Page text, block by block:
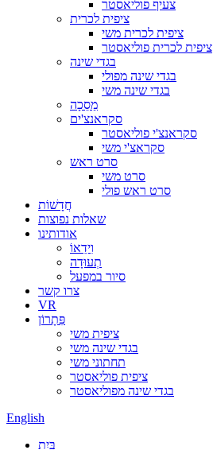
צעיף פוליאסטר
ציפית לכרית
ציפית לכרית משי
ציפית לכרית פוליאסטר
בגדי שינה
בגדי שינה מפולי
בגדי שינה משי
מַסֵכָה
סקראנצ'ים
סקראנצ'י פוליאסטר
סקראצ'י משי
סרט ראש
סרט משי
סרט ראש פולי
חֲדָשׁוֹת
שאלות נפוצות
אודותינו
וִידֵאוֹ
תְעוּדָה
סיור במפעל
צרו קשר
VR
פִּתָרוֹן
ציפית משי
בגדי שינה משי
תחתוני משי
ציפית פוליאסטר
בגדי שינה מפוליאסטר
English
בַּיִת